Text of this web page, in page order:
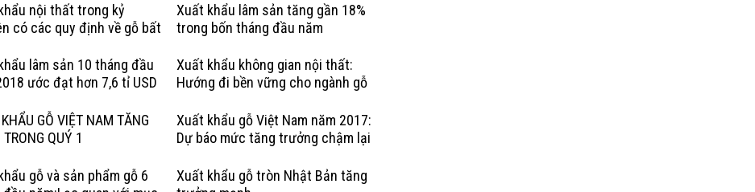
nội thất trong kỷ
có các quy định về gỗ bất
Xuất khẩu lâm sản tăng gần 18%
trong bốn tháng đầu năm
lâm sản 10 tháng đầu
ước đạt hơn 7,6 tỉ USD
Xuất khẩu không gian nội thất:
Hướng đi bền vững cho ngành gỗ
GỖ VIỆT NAM TĂNG
QUÝ 1
Xuất khẩu gỗ Việt Nam năm 2017:
Dự báo mức tăng trưởng chậm lại
gỗ và sản phẩm gỗ 6
Xuất khẩu gỗ tròn Nhật Bản tăng